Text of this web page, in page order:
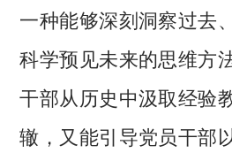
一种能够深刻洞察过去
科学预见未来的思维方
干部从历史中汲取经验
辙，又能引导党员干部